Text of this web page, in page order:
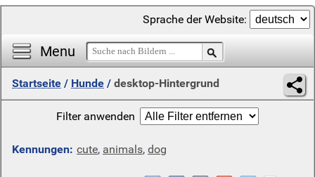
Menu
Sprache der Website:
Startseite / Hunde / desktop-Hintergrund
Filter anwenden
Kennungen: cute, animals, dog